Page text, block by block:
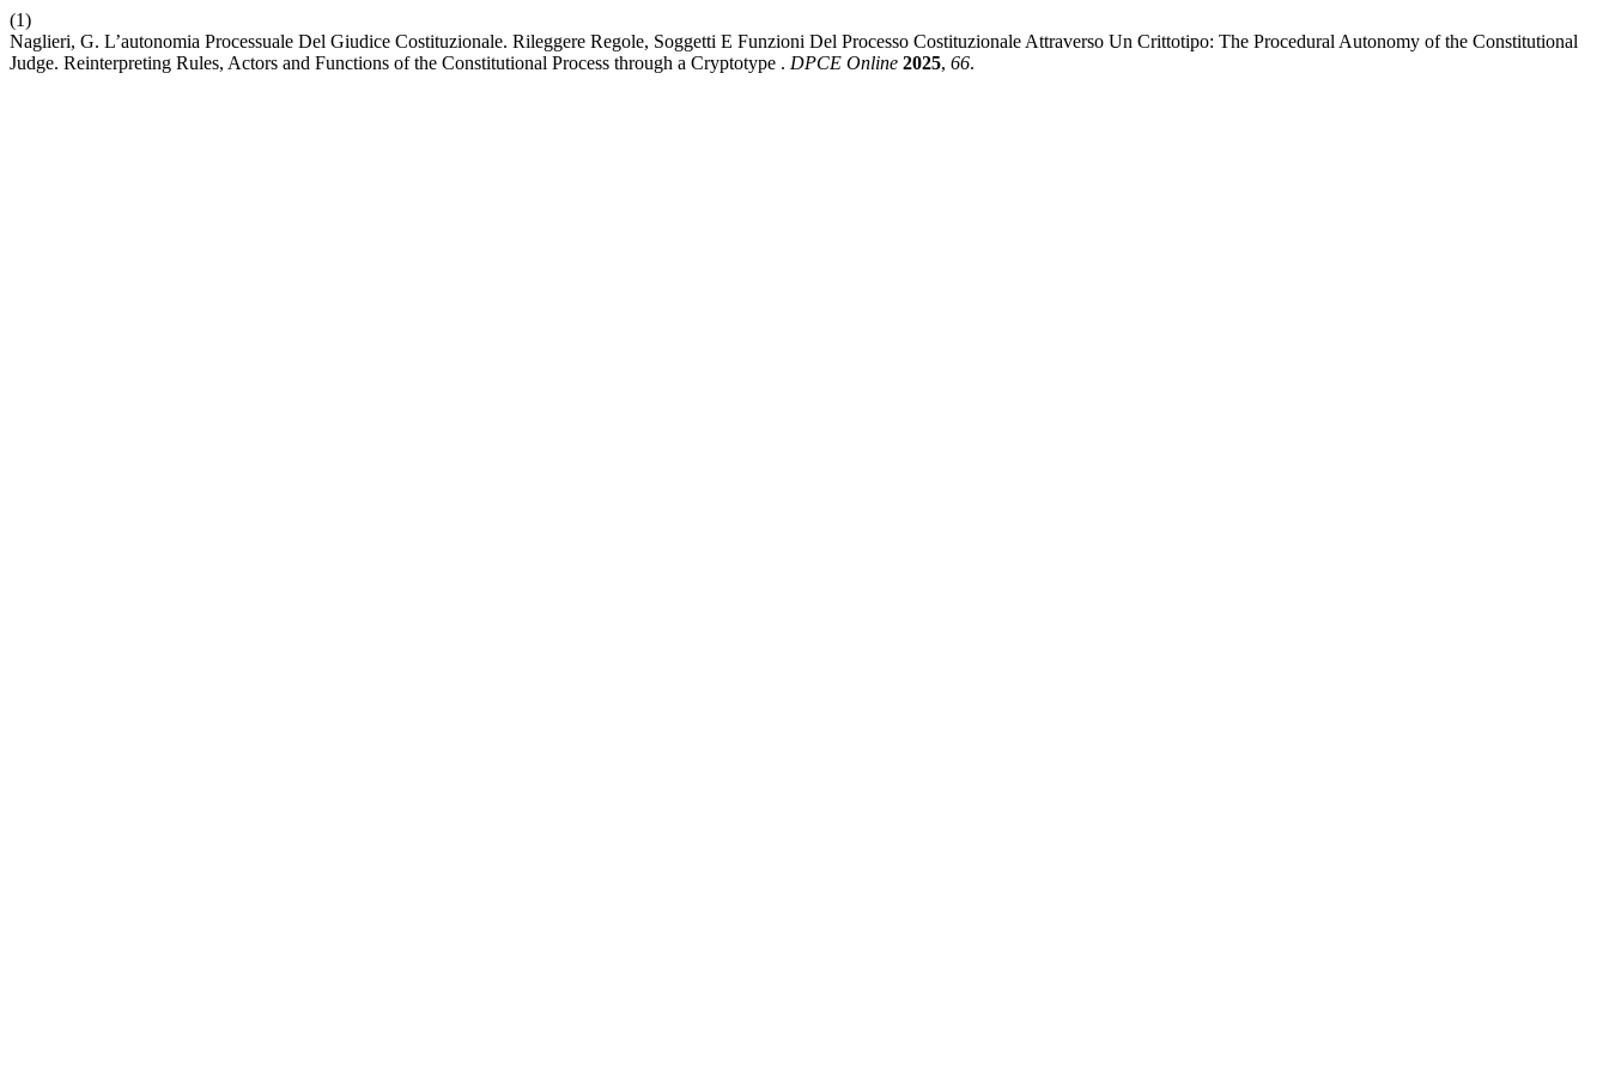
(1)
Naglieri, G. L’autonomia Processuale Del Giudice Costituzionale. Rileggere Regole, Soggetti E Funzioni Del Processo Costituzionale Attraverso Un Crittotipo: The Procedural Autonomy of the Constitutional
Judge. Reinterpreting Rules, Actors and Functions of the Constitutional Process through a Cryptotype . DPCE Online 2025, 66.